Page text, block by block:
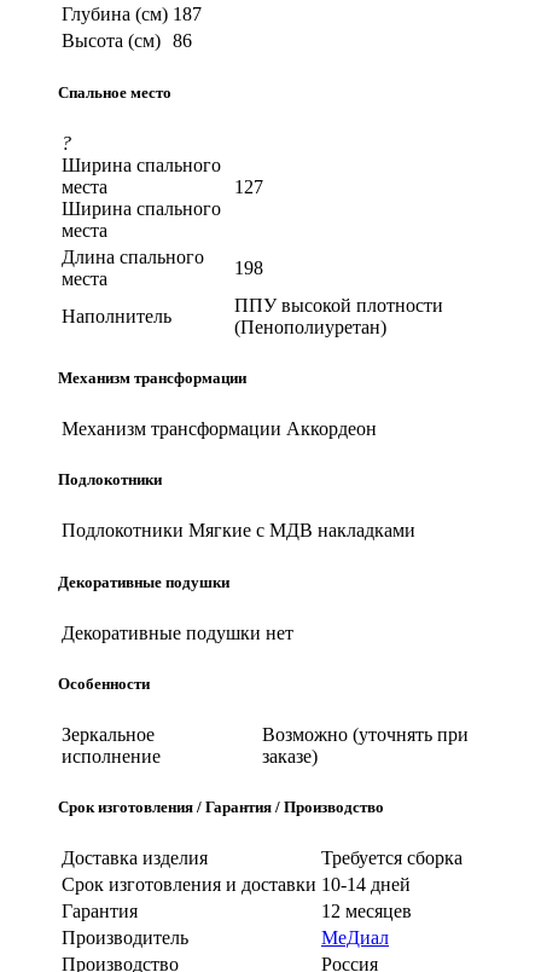
Глубина (см) 187
Высота (см) 86
Спальное место
?
Ширина спального
места
Ширина спального
места
127
Длина спального
места
198
Наполнитель
ППУ высокой плотности
(Пенополиуретан)
Механизм трансформации
Механизм трансформации Аккордеон
Подлокотники
Подлокотники Мягкие с МДВ накладками
Декоративные подушки
Декоративные подушки нет
Особенности
Зеркальное
исполнение
Возможно (уточнять при
заказе)
Срок изготовления / Гарантия / Производство
Доставка изделия
Требуется сборка
Срок изготовления и доставки 10-14 дней
Гарантия
12 месяцев
Производитель
МеДиал
Производство
Россия